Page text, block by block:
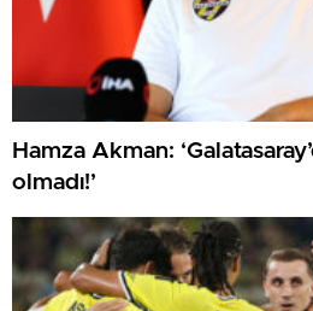
Hamza Akman:
olmadı!’